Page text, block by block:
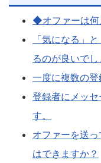
◆オファーは何
「気になる」
るのが良いでし
一度に複数の登
登録者にメッ
す。
オファーを送
はできますか？